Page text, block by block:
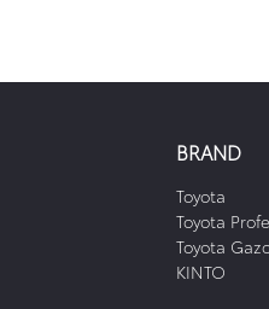
BRAND
Toyota
Toyota
Toyota
KINTO